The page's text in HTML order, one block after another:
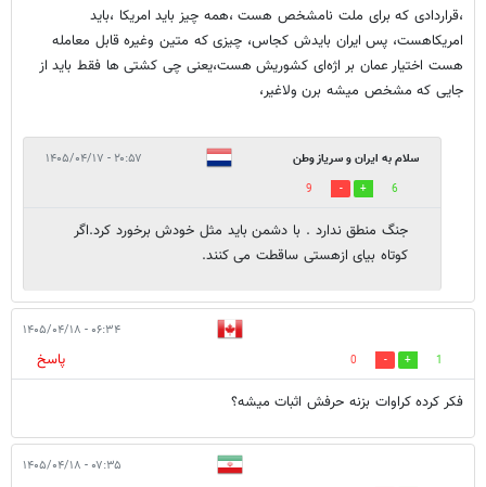
،قراردادی که برای ملت نامشخص هست ،همه چیز باید امریکا ،باید
امریکاهست، پس ایران بایدش کجاس، چیزی که متین وغیره قابل معامله
هست اختیار عمان بر اژه‌ای کشوریش هست،یعنی چی کشتی ها فقط باید از
جایی که مشخص میشه برن ولاغیر،
سلام به ایران و سریاز وطن ۲۰:۵۷ - ۱۴۰۵/۰۴/۱۷
6
9
جنگ منطق ندارد . با دشمن باید مثل خودش برخورد کرد.اگر
کوتاه بیای ازهستی ساقطت می کنند.
۰۶:۳۴ - ۱۴۰۵/۰۴/۱۸
1
0
پاسخ
فکر کرده کراوات بزنه حرفش اثبات میشه؟
۰۷:۳۵ - ۱۴۰۵/۰۴/۱۸